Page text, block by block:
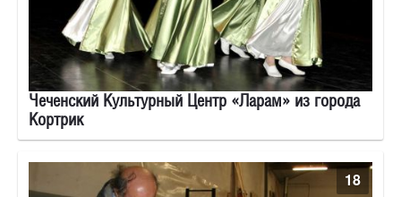
Чеченский Культурный Центр «Ларам» из города
Кортрик
18